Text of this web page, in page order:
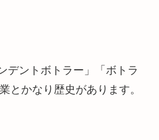
デントボトラー」「ボトラ
とかなり歴史があります。